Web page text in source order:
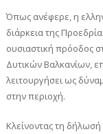
Όπως ανέφερε, η
διάρκεια της
ουσιαστική πρόοδος
Δυτικών Βαλκανίων,
λειτουργήσει ως
στην περιοχή.
Κλείνοντας τη